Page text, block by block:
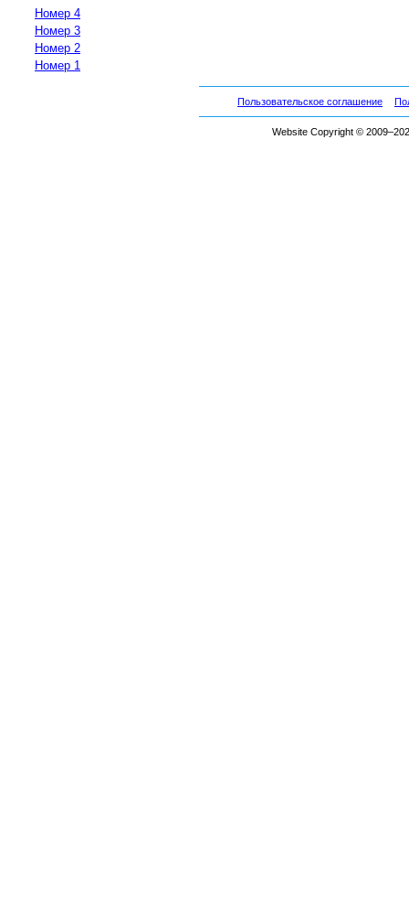
Номер 4
Номер 3
Номер 2
Номер 1
Пользовательское соглашение
Website Copyright ©